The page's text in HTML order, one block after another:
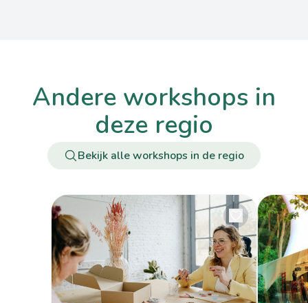
andere workshops in
deze regio
Bekijk alle workshops in de regio